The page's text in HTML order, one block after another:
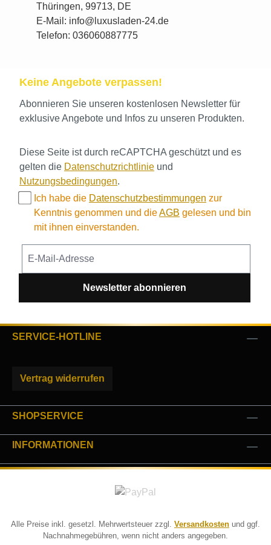
Thüringen, 99713, DE
E-Mail: info@luxusladen-24.de
Telefon: 036060887775
Keine Angebote verpassen!
Abonnieren Sie unseren kostenlosen Newsletter für
exklusive Angebote und Infos zu unseren Produkten.
Diese Seite ist durch reCAPTCHA geschützt und es
gelten die Datenschutzrichtlinie und
Nutzungsbedingungen.
Ich habe die Datenschutzbestimmungen zur
Kenntnis genommen und dieAGB gelesen und bin
mit ihnen einverstanden.
Newsletter abonnieren
SERVICE-HOTLINE
Vertrag widerrufen
SHOPSERVICE
INFORMATIONEN
Alle Preise inkl. gesetzl. Mehrwertsteuer zzgl. Versandkosten und ggf.
Nachnahmegebühren, wenn nicht anders angegeben.